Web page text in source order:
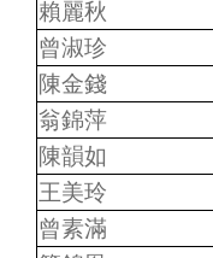
賴麗秋
曾淑珍
陳金錢
翁錦萍
陳韻如
王美玲
曾素滿